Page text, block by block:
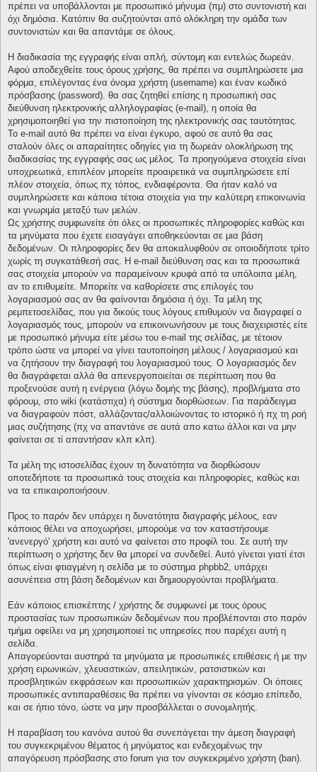
πρέπει να υποβάλλονται με προσωπικό μήνυμα (πμ) στο συντονιστή και
όχι δημόσια. Κατόπιν θα συζητούνται από ολόκληρη την ομάδα των
συντονιστών και θα απαντάμε σε όλους.
Η διαδικασία της εγγραφής είναι απλή, σύντομη και εντελώς δωρεάν.
Αφού αποδεχθείτε τους όρους χρήσης, θα πρέπει να συμπληρώσετε μια
φόρμα, επιλέγοντας ένα όνομα χρήστη (username) και έναν κωδικό
πρόσβασης (password). θα σας ζητηθεί επίσης η προσωπική σας
διεύθυνση ηλεκτρονικής αλληλογραφίας (e-mail), η οποία θα
χρησιμοποιηθεί για την πιστοποίηση της ηλεκτρονικής σας ταυτότητας.
Το e-mail αυτό θα πρέπει να είναι έγκυρο, αφού σε αυτό θα σας
σταλούν όλες οι απαραίτητες οδηγίες για τη δωρεάν ολοκλήρωση της
διαδικασίας της εγγραφής σας ως μέλος. Τα προηγούμενα στοιχεία είναι
υποχρεωτικά, επιπλέον μπορείτε προαιρετικά να συμπληρώσετε επί
πλέον στοιχεία, όπως πχ τόπος, ενδιαφέροντα. Θα ήταν καλό να
συμπληρώσετε και κάποια τέτοια στοιχεία για την καλύτερη επικοινωνία
και γνωριμία μεταξύ των μελών.
Ως χρήστης συμφωνείτε ότι όλες οι προσωπικές πληροφορίες καθώς και
τα μηνύματα που έχετε εισαγάγει αποθηκεύονται σε μια βάση
δεδομένων. Οι πληροφορίες δεν θα αποκαλυφθούν σε οποιοδήποτε τρίτο
χωρίς τη συγκατάθεσή σας. Η e-mail διεύθυνση σας και τα προσωπικά
σας στοιχεία μπορούν να παραμείνουν κρυφά από τα υπόλοιπα μέλη,
αν το επιθυμείτε. Μπορείτε να καθορίσετε στις επιλογές του
λογαριασμού σας αν θα φαίνονται δημόσια ή όχι. Τα μέλη της
ρεμπετοσελίδας, που για δικούς τους λόγους επιθυμούν να διαγραφεί ο
λογαριασμός τους, μπορούν να επικοινωνήσουν με τους διαχειριστές είτε
με προσωπικό μήνυμα είτε μέσω του e-mail της σελίδας, με τέτοιον
τρόπο ώστε να μπορεί να γίνει ταυτοποίηση μέλους / λογαριασμού και
να ζητήσουν την διαγραφή του λογαριασμού τους. Ο λογαριασμός δεν
θα διαγράφεται αλλά θα απενεργοποιείται σε περίπτωση που θα
προξενούσε αυτή η ενέργεια (λόγω δομής της βάσης), προβλήματα στο
φόρουμ, στο wiki (κατάστιχα) ή σύστημα διορθώσεων. Για παράδειγμα
να διαγραφούν πόστ, αλλάζοντας/αλλοιώνοντας το ιστορικό ή πχ τη ροή
μιας συζήτησης (πχ να απαντάνε σε αυτά απο κατω άλλοι και να μην
φαίνεται σε τί απαντήσαν κλπ κλπ).
Τα μέλη της ιστοσελίδας έχουν τη δυνατότητα να διορθώσουν
οποτεδήποτε τα προσωπικά τους στοιχεία και πληροφορίες, καθώς και
να τα επικαιροποιήσουν.
Προς το παρόν δεν υπάρχει η δυνατότητα διαγραφής μέλους, εαν
κάποιος θέλει να αποχωρήσει, μπορούμε να τον καταστήσουμε
'ανενεργό' χρήστη και αυτό να φαίνεται στο προφίλ του. Σε αυτή την
περίπτωση ο χρήστης δεν θα μπορεί να συνδεθεί. Αυτό γίνεται γιατί έτσι
όπως είναι φτιαγμένη η σελίδα με το σύστημα phpbb2, υπάρχει
ασυνέπεια στη βάση δεδομένων και δημιουργούνται προβλήματα.
Εάν κάποιος επισκέπτης / χρήστης δε συμφωνεί με τους όρους
προστασίας των προσωπικών δεδομένων που προβλέπονται στο παρόν
τμήμα οφείλει να μη χρησιμοποιεί τις υπηρεσίες που παρέχει αυτή η
σελίδα.
Απαγορεύονται αυστηρά τα μηνύματα με προσωπικές επιθέσεις ή με την
χρήση ειρωνικών, χλευαστικών, απειλητικών, ρατσιστικών και
προσβλητικών εκφράσεων και προσωπικών χαρακτηρισμών. Οι όποιες
προσωπικές αντιπαραθέσεις θα πρέπει να γίνονται σε κόσμιο επίπεδο,
και σε ήπιο τόνο, ώστε να μην προσβάλλεται ο συνομιλητής.
Η παραβίαση του κανόνα αυτού θα συνεπάγεται την άμεση διαγραφή
του συγκεκριμένου θέματος ή μηνύματος και ενδεχομένως την
απαγόρευση πρόσβασης στο forum για τον συγκεκριμένο χρήστη (ban).